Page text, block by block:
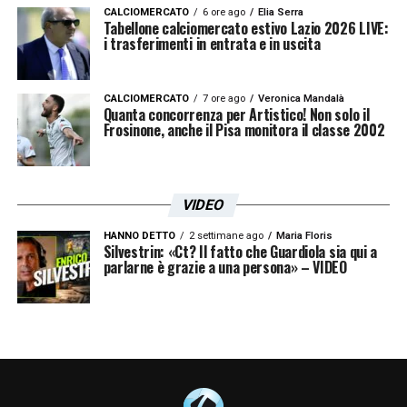
fondono per creare una squadra competitiva
su più fronti. E Belahyane potrebbe presto
diventarne uno dei volti principali.
LA PLAYLIST DELLE NOSTRE TOP NEWS
CALCIOMERCATO 6 ore ago Elia Serra
Tabellone calciomercato estivo Lazio 2026 LIVE:
i trasferimenti in entrata e in uscita
CALCIOMERCATO 7 ore ago Veronica Mandalà
Quanta concorrenza per Artistico! Non solo il
Frosinone, anche il Pisa monitora il classe 2002
VIDEO
HANNO DETTO 2 settimane ago Maria Floris
Silvestrin: «Ct? Il fatto che Guardiola sia qui a
parlarne è grazie a una persona» – VIDEO